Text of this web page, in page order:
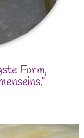
Form,